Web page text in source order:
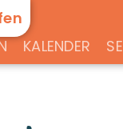
KALENDER